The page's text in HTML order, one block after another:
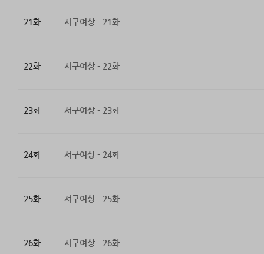
21화 서구여상 - 21화
22화 서구여상 - 22화
23화 서구여상 - 23화
24화 서구여상 - 24화
25화 서구여상 - 25화
26화 서구여상 - 26화